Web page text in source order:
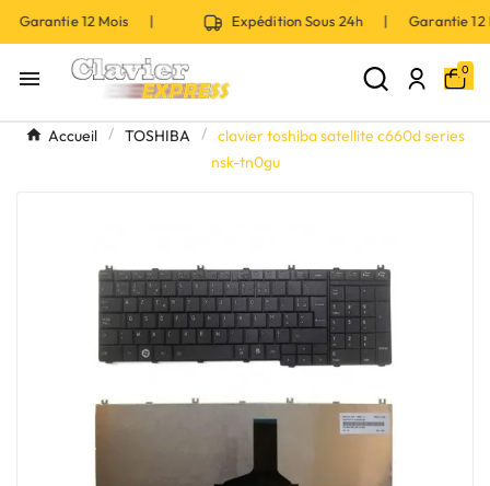
Garantie 12 Mois | Expédition Sous 24h | Garantie
 0
Accueil TOSHIBA
clavier toshiba satellite c660d series
nsk-tn0gu